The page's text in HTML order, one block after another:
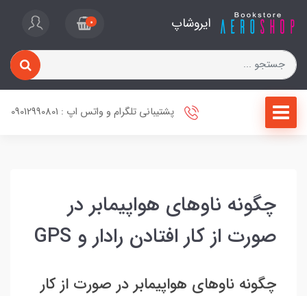
ایروشاپ 0
پشتیبانی تلگرام و واتس اپ : 09012990801
چگونه ناوهای هواپیمابر در
صورت از کار افتادن رادار و GPS
چگونه ناوهای هواپیمابر در صورت از کار